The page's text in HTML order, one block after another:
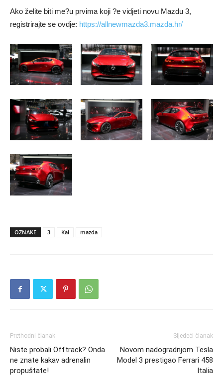
Ako želite biti me?u prvima koji ?e vidjeti novu Mazdu 3,
registrirajte se ovdje: https://allnewmazda3.mazda.hr/
OZNAKE 3 Kai mazda
Prethodni članak
Niste probali Offtrack? Onda
ne znate kakav adrenalin
propuštate!
Sljedeći članak
Novom nadogradnjom Tesla
Model 3 prestigao Ferrari 458
Italia